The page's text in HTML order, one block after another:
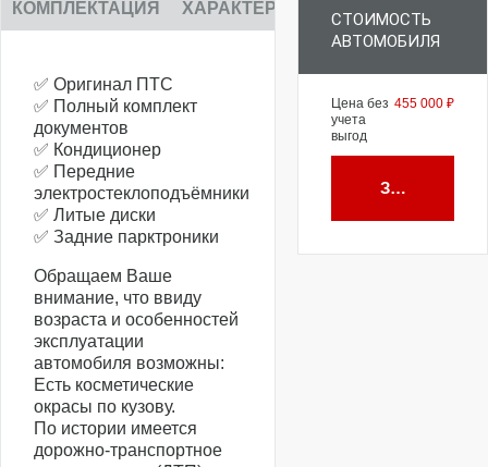
КОМПЛЕКТАЦИЯ ХАРАКТЕРИСТИКИ
✅ Оригинал ПТС
✅ Полный комплект
документов
✅ Кондиционер
✅ Передние
электростеклоподъёмники
✅ Литые диски
✅ Задние парктроники
Обращаем Ваше
внимание, что ввиду
возраста и особенностей
эксплуатации
автомобиля возможны:
Есть косметические
окрасы по кузову.
По истории имеется
дорожно-транспортное
СТОИМОСТЬ
АВТОМОБИЛЯ
Цена без
учета
выгод
455 000 ₽